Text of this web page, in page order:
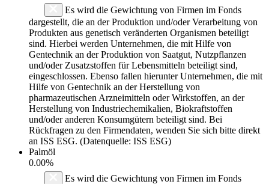
Es wird die Gewichtung von Firmen im Fonds
dargestellt, die an der Produktion und/oder Verarbeitung von
Produkten aus genetisch veränderten Organismen beteiligt
sind. Hierbei werden Unternehmen, die mit Hilfe von
Gentechnik an der Produktion von Saatgut, Nutzpflanzen
und/oder Zusatzstoffen für Lebensmitteln beteiligt sind,
eingeschlossen. Ebenso fallen hierunter Unternehmen, die mit
Hilfe von Gentechnik an der Herstellung von
pharmazeutischen Arzneimitteln oder Wirkstoffen, an der
Herstellung von Industriechemikalien, Biokraftstoffen
und/oder anderen Konsumgütern beteiligt sind. Bei
Rückfragen zu den Firmendaten, wenden Sie sich bitte direkt
an ISS ESG. (Datenquelle: ISS ESG)
Palmöl
0.00%
Es wird die Gewichtung von Firmen im Fonds